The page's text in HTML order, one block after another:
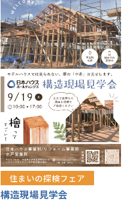
住まいの探検フェア
構造現場見学会